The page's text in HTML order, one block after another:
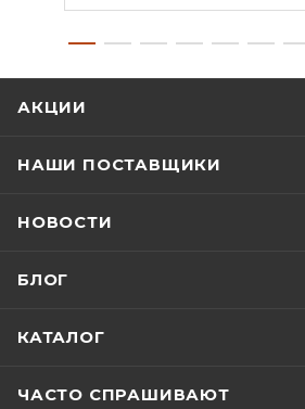
АКЦИИ
НАШИ ПОСТАВЩИКИ
НОВОСТИ
БЛОГ
КАТАЛОГ
ЧАСТО СПРАШИВАЮТ